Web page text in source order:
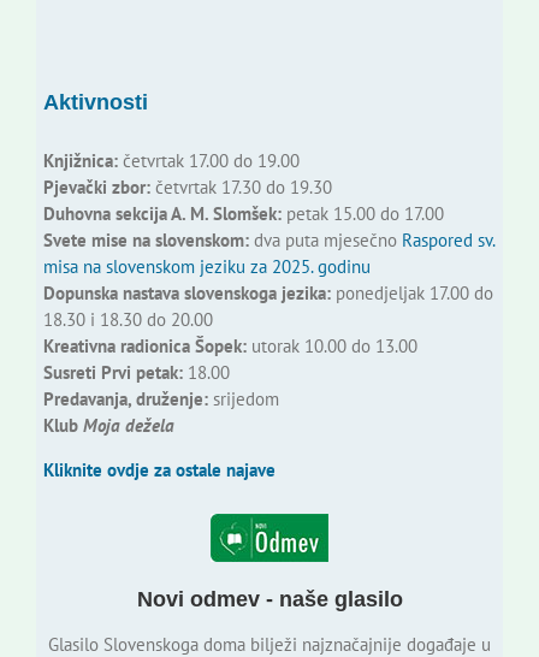
Aktivnosti
Knjižnica:četvrtak 17.00 do 19.00
Pjevački zbor:četvrtak 17.30 do 19.30
Duhovna sekcija A. M. Slomšek:petak 15.00 do 17.00
Svete mise na slovenskom:dva puta mjesečno Raspored sv.
misa na slovenskom jeziku za 2025. godinu
Dopunska nastava slovenskoga jezika:ponedjeljak 17.00 do
18.30 i 18.30 do 20.00
Kreativna radionica Šopek:utorak 10.00 do 13.00
Susreti Prvi petak:18.00
Predavanja, druženje:srijedom
Klub Moja dežela
Kliknite ovdje za ostale najave
Novi odmev - naše glasilo
Glasilo Slovenskoga doma bilježi najznačajnije događaje u